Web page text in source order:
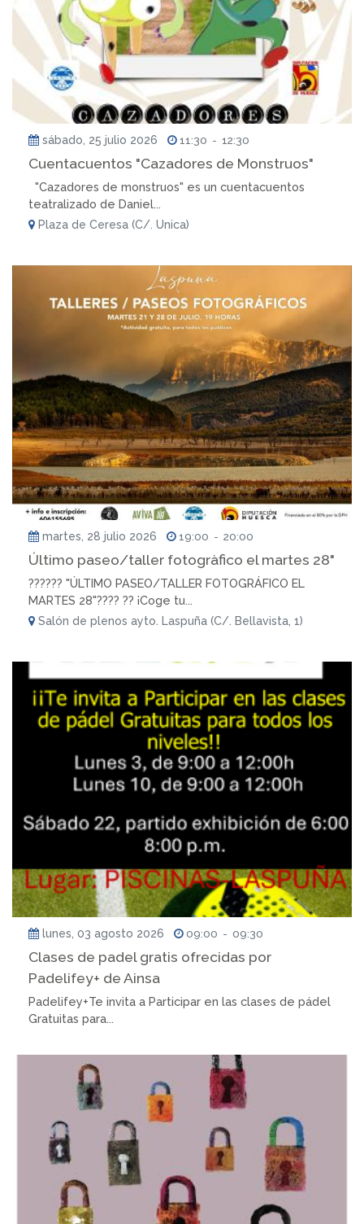
sábado, 25 julio 2026 11:30 - 12:30
Cuentacuentos "Cazadores de Monstruos"
"Cazadores de monstruos" es un cuentacuentos
teatralizado de Daniel...
Plaza de Ceresa (C/. Unica)
martes, 28 julio 2026 19:00 - 20:00
Último paseo/taller fotogràfico el martes 28"
?????? "ÚLTIMO PASEO/TALLER FOTOGRÁFICO EL
MARTES 28"???? ?? ¡Coge tu...
Salón de plenos ayto. Laspuña (C/. Bellavista, 1)
lunes, 03 agosto 2026 09:00 - 09:30
Clases de padel gratis ofrecidas por
Padelifey+ de Ainsa
Padelifey+Te invita a Participar en las clases de pádel
Gratuitas para...